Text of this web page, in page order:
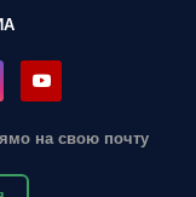
на свою почту